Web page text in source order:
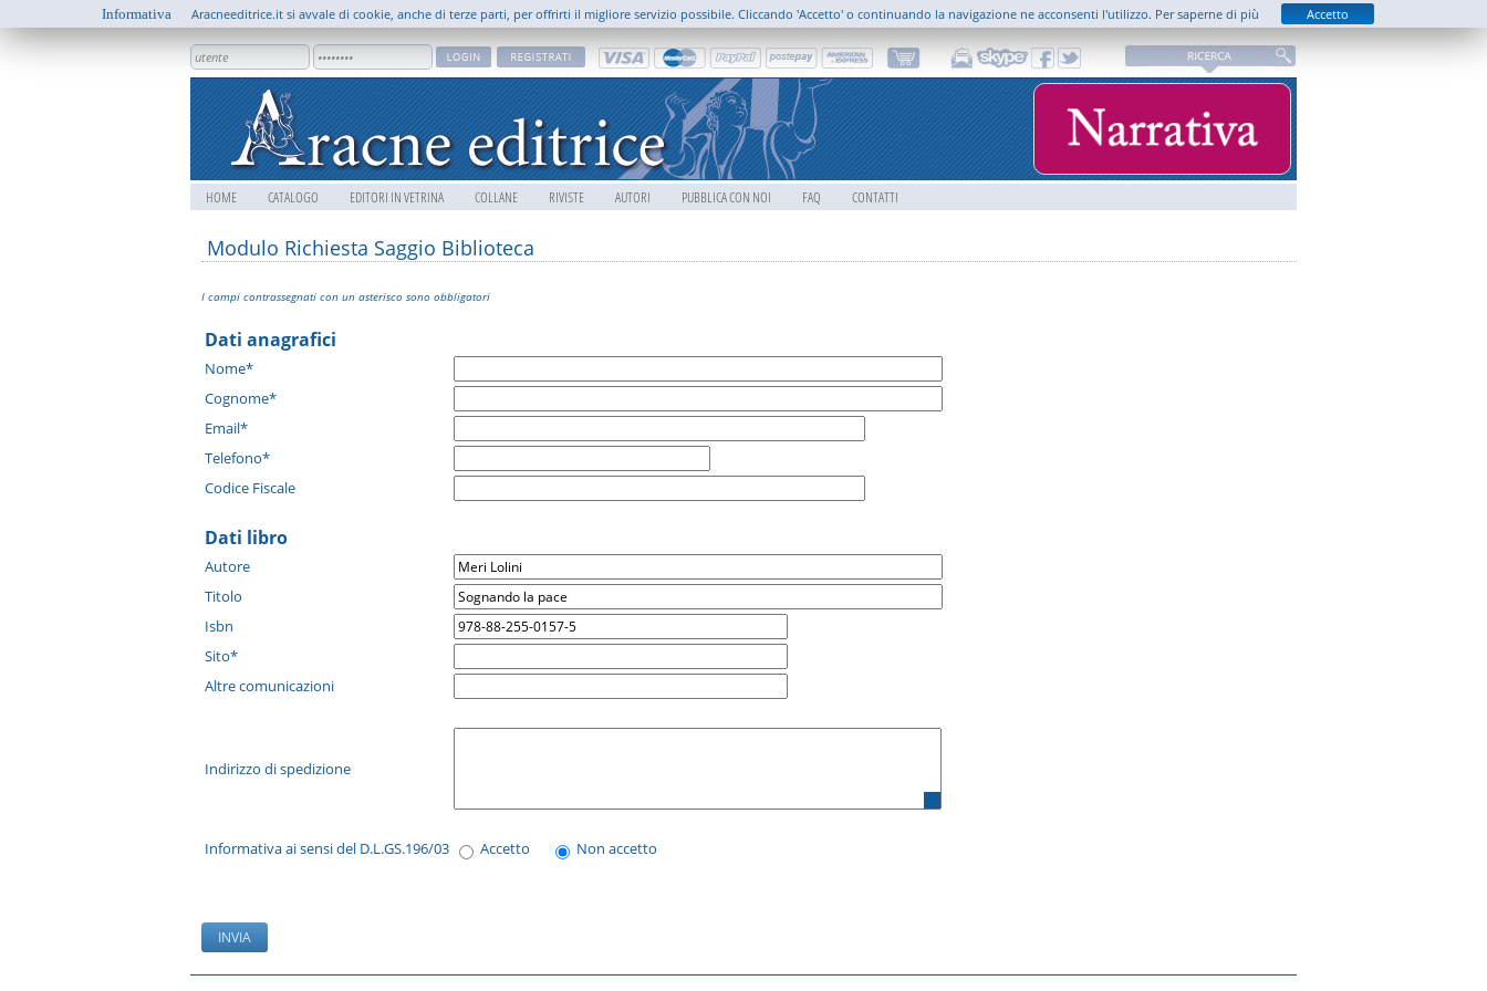
HOME CATALOGO EDITORI IN VETRINA COLLANE RIVISTE AUTORI PUBBLICA CON NOI FAQ CONTATTI
Modulo Richiesta Saggio Biblioteca
I campi contrassegnati con un asterisco sono obbligatori
Dati anagrafici
Nome*
Cognome*
Email*
Telefono*
Codice Fiscale
Dati libro
Autore
Titolo
Isbn
Sito*
Altre comunicazioni
Indirizzo di spedizione
Informativa ai sensi del D.L.GS.196/03 Accetto Non accetto
Informativa Aracneeditrice.it si avvale di cookie, anche di terze parti, per offrirti il migliore servizio possibile. Cliccando 'Accetto' o continuando la navigazione ne acconsenti l'utilizzo. Per saperne di più Accetto